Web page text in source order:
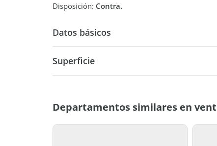
Disposición: Contra.
Datos básicos
Superficie
Departamentos similares en